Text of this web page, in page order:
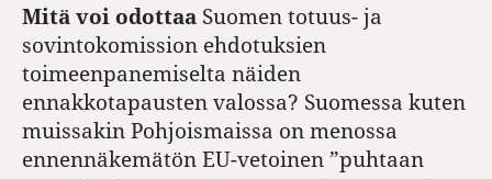
Mitä voi odottaa Suomen totuus- ja
sovintokomission ehdotuksien
toimeenpanemiselta näiden
ennakkotapausten valossa? Suomessa kuten
muissakin Pohjoismaissa on menossa
ennennäkemätön EU-vetoinen ”puhtaan